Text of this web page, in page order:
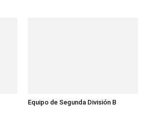
Equipo de Segunda División B